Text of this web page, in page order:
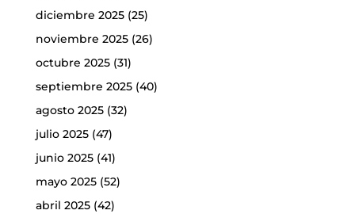
diciembre 2025(25)
noviembre 2025(26)
octubre 2025(31)
septiembre 2025(40)
agosto 2025(32)
julio 2025(47)
junio 2025(41)
mayo 2025(52)
abril 2025(42)